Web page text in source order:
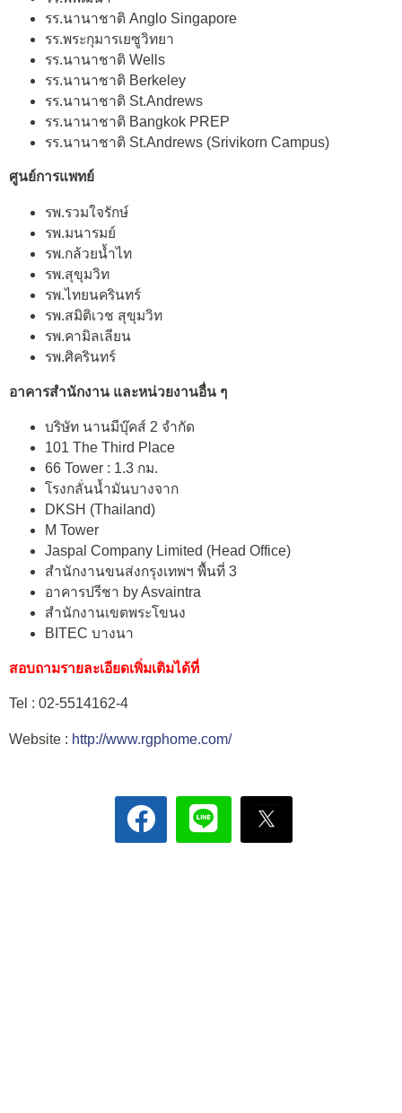
รร.นานาชาติ Anglo Singapore
รร.พระกุมารเยซูวิทยา
รร.นานาชาติ Wells
รร.นานาชาติ Berkeley
รร.นานาชาติ St.Andrews
รร.นานาชาติ Bangkok PREP
รร.นานาชาติ St.Andrews (Srivikorn Campus)
ศูนย์การแพทย์
รพ.รวมใจรักษ์
รพ.มนารมย์
รพ.กล้วยน้ำไท
รพ.สุขุมวิท
รพ.ไทยนครินทร์
รพ.สมิติเวช สุขุมวิท
รพ.คามิลเลียน
รพ.ศิครินทร์
อาคารสำนักงาน และหน่วยงานอื่น ๆ
บริษัท นานมีบุ๊คส์ 2 จำกัด
101 The Third Place
66 Tower : 1.3 กม.
โรงกลั่นน้ำมันบางจาก
DKSH (Thailand)
M Tower
Jaspal Company Limited (Head Office)
สำนักงานขนส่งกรุงเทพฯ พื้นที่ 3
อาคารปรีชา by Asvaintra
สำนักงานเขตพระโขนง
BITEC บางนา
สอบถามรายละเอียดเพิ่มเติมได้ที่
Tel : 02-5514162-4
Website : http://www.rgphome.com/